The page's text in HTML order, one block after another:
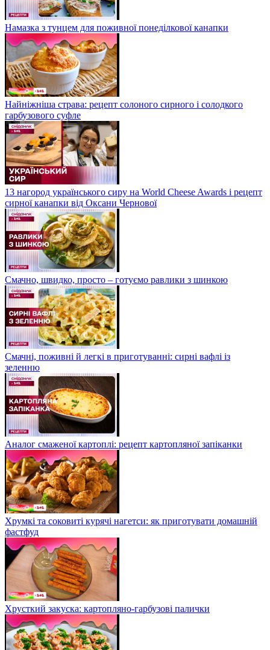
Намазка з тунцем для поживної понеділкової канапки
Найніжніша страва: рецепт солоного сирного і солодкого
гарбузового суфле
13 нагород українського сиру на World Cheese Awards і рецепт
сирної канапки від Оксани Чернової
Смачно, швидко, просто – готуємо равлики з шинкою
Смачні, поживні й легкі в приготуванні: сирні вафлі із
зеленню
Аналог смаженої картоплі: рецепт картопляної запіканки
Хрумкі та соковиті курячі нагетси: як приготувати домашній
фастфуд
Хрусткий закуска: картопляно-гарбузові палички